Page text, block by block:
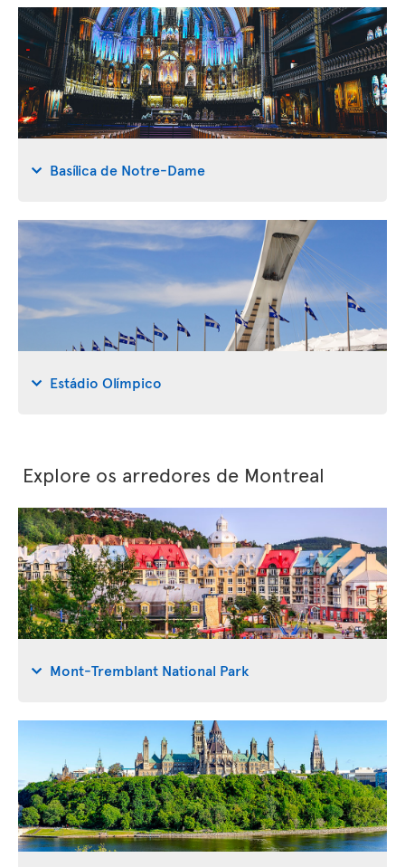
Basílica de Notre-Dame
Estádio Olímpico
Explore os arredores de Montreal
Mont-Tremblant National Park